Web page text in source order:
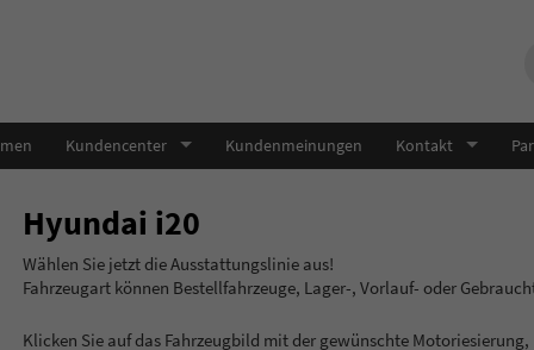
Kundencenter Kundenmeinungen Kontakt
Hyundai i20
Wählen Sie jetzt die
Fahrzeugart können Bestellfahrzeuge, Lager-, Vorlauf- oder
Klicken Sie auf das Fahrzeugbild mit der gewünschte